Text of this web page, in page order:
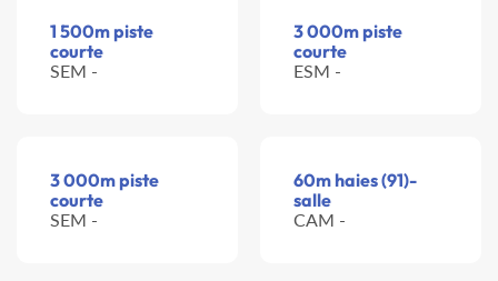
1 500m piste
courte
SEM -
3 000m piste
courte
ESM -
3 000m piste
courte
SEM -
60m haies (91)-
salle
CAM -